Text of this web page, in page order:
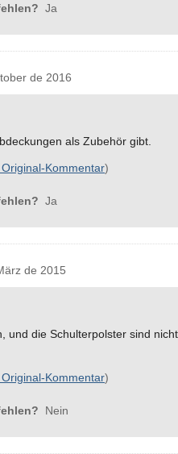
Ja
de 2016
als Zubehör gibt.
Kommentar)
Ja
de 2015
und die Schulterpolster sind
Kommentar)
Nein